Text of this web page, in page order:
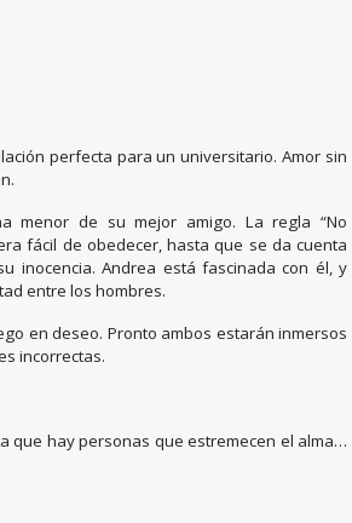
perfecta para un universitario. Amor sin
menor de su mejor amigo. La regla “No
fácil de obedecer, hasta que se da cuenta
inocencia. Andrea está fascinada con él, y
entre los hombres.
en deseo. Pronto ambos estarán inmersos
incorrectas.
que hay personas que estremecen el alma…